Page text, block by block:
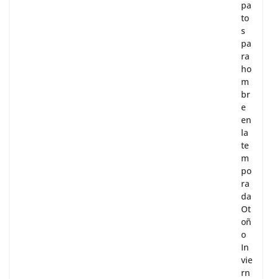
pa
to
s
pa
ra
ho
m
br
e
en
la
te
m
po
ra
da
Ot
oñ
o
In
vie
rn